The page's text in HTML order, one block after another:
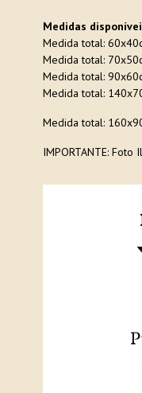
Medidas
Medida total:
Medida total:
Medida total:
Medida total:
Medida total:
IMPORTANTE: Foto